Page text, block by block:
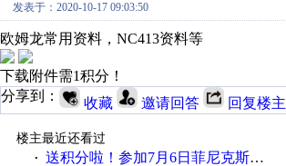
发表于：2020-10-17 09:03:50
欧姆龙常用资料，NC413资料等
下载附件需1积分！
分享到：
收藏 邀请回答 回复楼主
楼主最近还看过
· 送积分啦！参加7月6日菲尼克斯在线研讨会即得